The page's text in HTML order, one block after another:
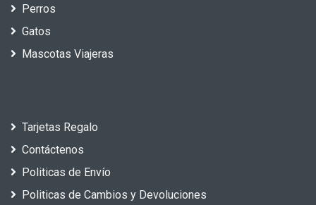
Perros
Gatos
Mascotas Viajeras
Tarjetas Regalo
Contáctenos
Politicas de Envío
Politicas de Cambios y Devoluciones